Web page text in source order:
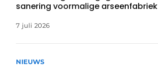
sanering voormalige arseenfabriek
7 juli 2026
NIEUWS